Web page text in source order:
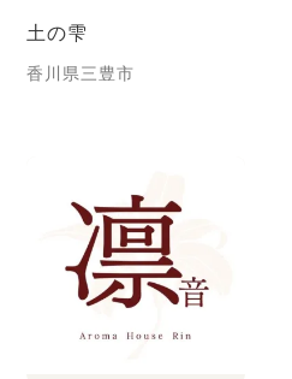
土の雫
香川県三豊市